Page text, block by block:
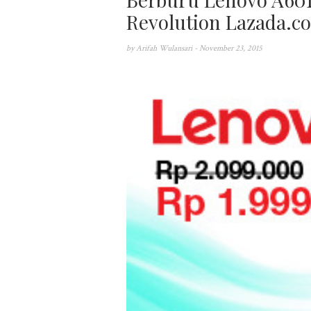
Revolution
by Arifah Wulansari - November 23, 2015